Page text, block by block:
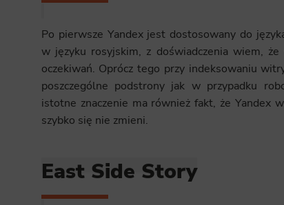
Po pierwsze Yandex jest dostosowany do
w języku rosyjskim, z doświadczenia wiem,
oczekiwań. Oprócz tego przy indeksowaniu
poszczególne podstrony jak w przypadku
istotne znaczenie ma również fakt, że Yandex
szybko się nie zmieni.
East Side Story